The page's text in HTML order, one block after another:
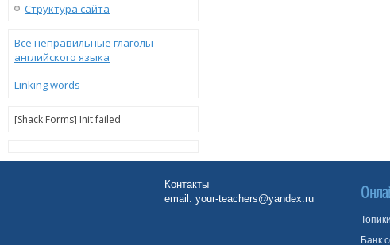
Структура сайта
Все неправильные глаголы
английского языка
Linking words
[Shack Forms] Init failed
Контакты
email: your-teachers@yandex.ru
Топики
Банк